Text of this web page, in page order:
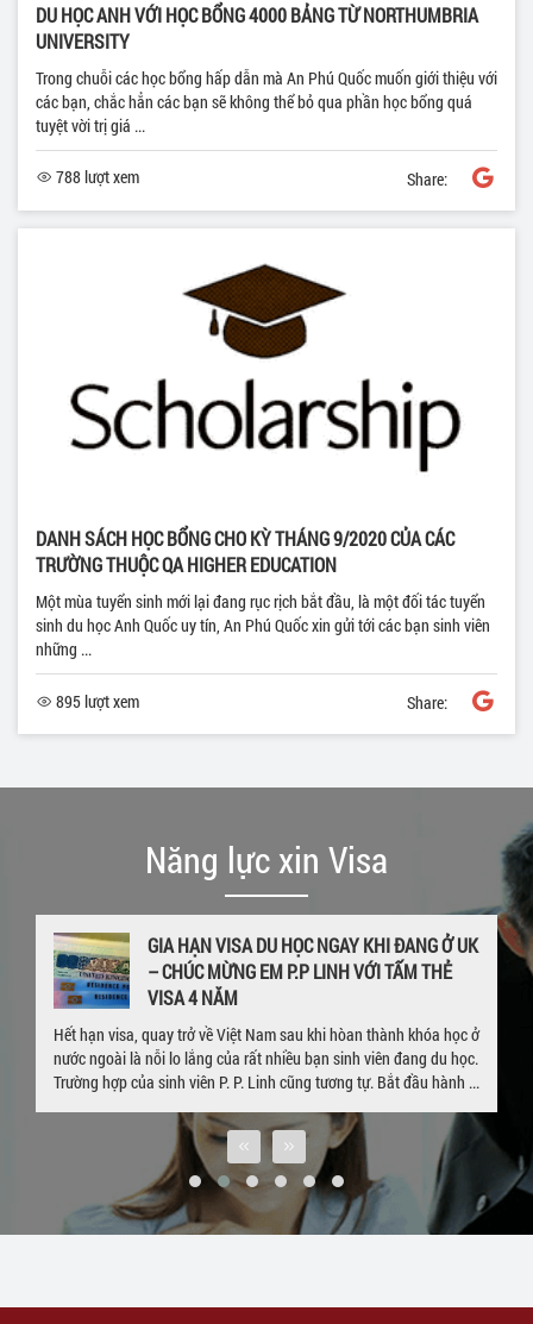
DU HỌC ANH VỚI HỌC BỔNG 4000 BẢNG TỪ NORTHUMBRIA
UNIVERSITY
Trong chuỗi các học bổng hấp dẫn mà An Phú Quốc muốn giới thiệu với
các bạn, chắc hẳn các bạn sẽ không thể bỏ qua phần học bổng quá
tuyệt vời trị giá ...
788 lượt xem Share:
DANH SÁCH HỌC BỔNG CHO KỲ THÁNG 9/2020 CỦA CÁC
TRƯỜNG THUỘC QA HIGHER EDUCATION
Một mùa tuyển sinh mới lại đang rục rịch bắt đầu, là một đối tác tuyển
sinh du học Anh Quốc uy tín, An Phú Quốc xin gửi tới các bạn sinh viên
những ...
895 lượt xem Share:
Năng lực xin Visa
GIA HẠN VISA DU HỌC NGAY KHI ĐANG Ở UK
– CHÚC MỪNG EM P.P LINH VỚI TẤM THẺ
VISA 4 NĂM
Hết hạn visa, quay trở về Việt Nam sau khi hòan thành khóa học ở
nước ngoài là nỗi lo lắng của rất nhiều bạn sinh viên đang du học.
Trường hợp của sinh viên P. P. Linh cũng tương tự. Bắt đầu hành ...